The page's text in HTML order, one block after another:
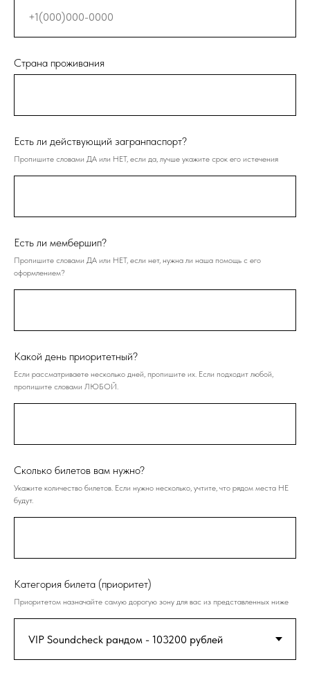
Страна проживания
Есть ли действующий загранпаспорт?
Пропишите словами ДА или НЕТ, если да, лучше укажите срок его истечения
Есть ли мембершип?
Пропишите словами ДА или НЕТ, если нет, нужна ли наша помощь с его
оформлением?
Какой день приоритетный?
Если рассматриваете несколько дней, пропишите их. Если подходит любой,
пропишите словами ЛЮБОЙ.
Сколько билетов вам нужно?
Укажите количество билетов. Если нужно несколько, учтите, что рядом места НЕ
будут.
Категория билета (приоритет)
Приоритетом назначайте самую дорогую зону для вас из представленных ниже